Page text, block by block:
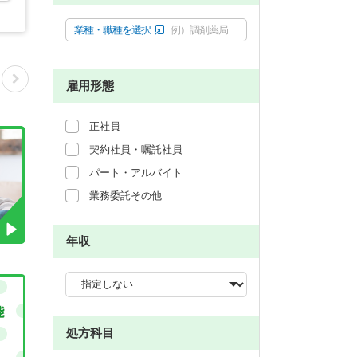
業種・職種を選択 例）調剤薬局
雇用形態
正社員
契約社員・嘱託社員
パート・アルバイト
業務委託その他
年収
処方科目